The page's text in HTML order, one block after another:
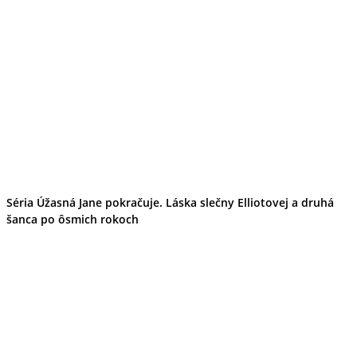
Séria Úžasná Jane pokračuje. Láska slečny Elliotovej a druhá
šanca po ôsmich rokoch